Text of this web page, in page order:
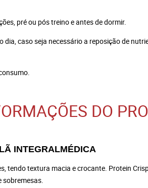
pré ou pós treino e antes de dormir.
caso seja necessário a reposição de
DO
INTEGRALMÉDICA
tendo textura macia e crocante. Protein
sobremesas.